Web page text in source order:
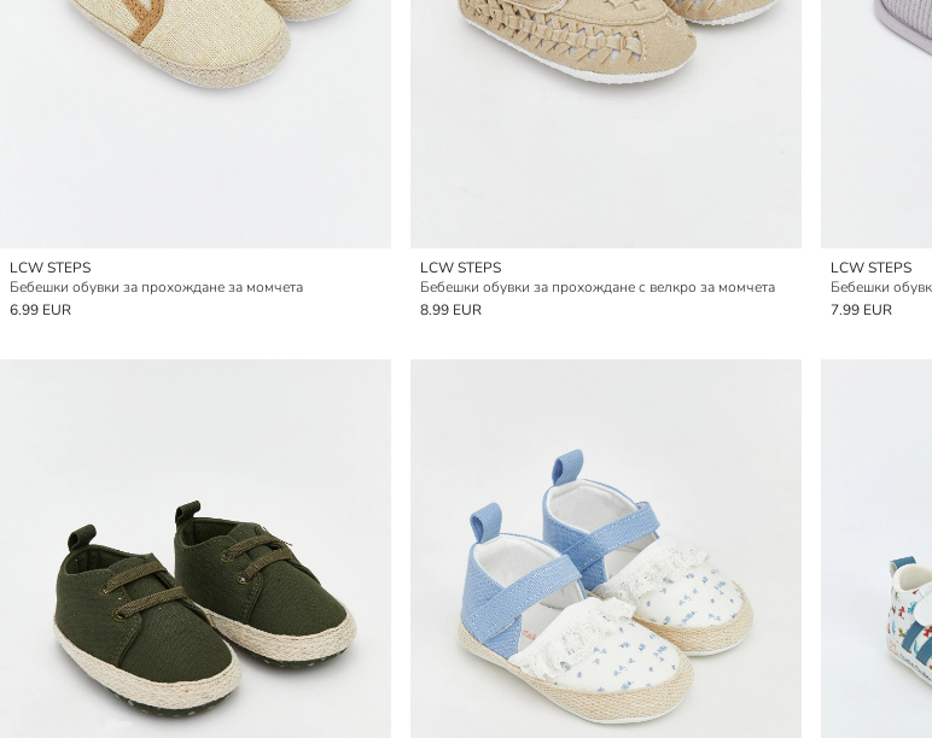
LCW STEPS
Бебешки обувки за прохождане за момчета
6.99 EUR
LCW STEPS
Бебешки обувки за прохождане с велкро за момчета
8.99 EUR
LCW STEPS
Бебешки
7.99 EUR